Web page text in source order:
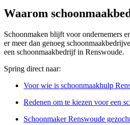
Waarom
Schoonmaken blijft voor ondernemers
er meer dan genoeg
een schoonmaakbedrijf in Renswoude.
Spring direct naar:
Voor wie is schoonmaakhulp
Redenen om te kiezen voor een
Schoonmaker Renswoude